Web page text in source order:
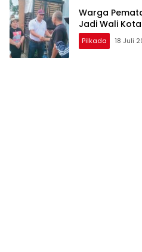
Warga
Jadi Wali Kota
Pilkada 18 Juli